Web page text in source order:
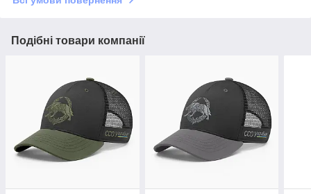
Подібні товари компанії